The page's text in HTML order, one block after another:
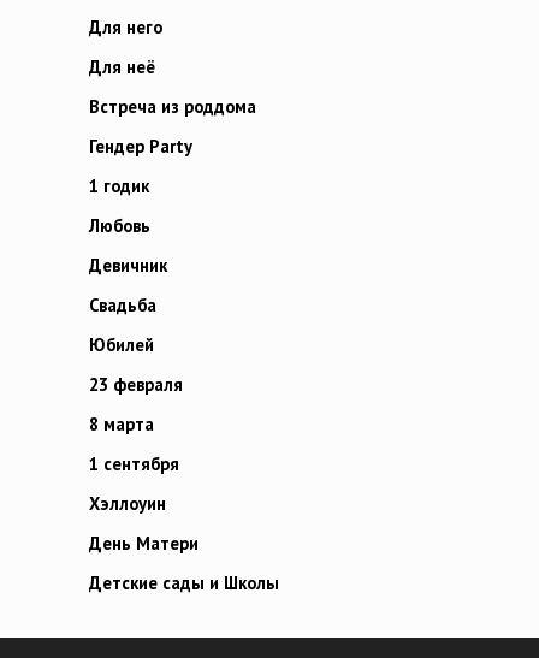
Для него
Для неё
Встреча из роддома
Гендер Party
1 годик
Любовь
Девичник
Свадьба
Юбилей
23 февраля
8 марта
1 сентября
Хэллоуин
День Матери
Детские сады и Школы